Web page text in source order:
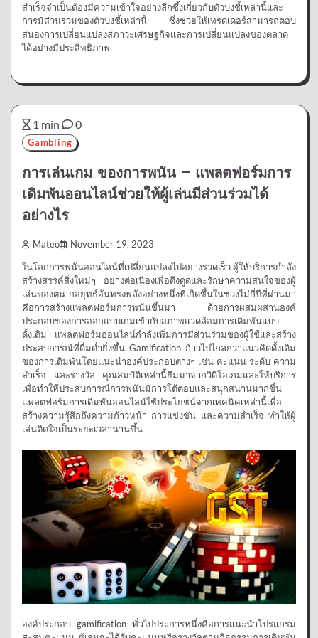
สำเร็จจำเป็นต้องมีความเข้าใจอย่างลึกซึ้งเกี่ยวกับตัวบ่งชี้เหล่านี้และ
การมีส่วนร่วมของตัวบ่งชี้เหล่านี้ ซึ่งช่วยให้เทรดเดอร์สามารถตอบ
สนองการเปลี่ยนแปลงสภาวะเศรษฐกิจและการเปลี่ยนแปลงของตลาด
ได้อย่างมีประสิทธิภาพ
1 min 0
Gambling
การเล่นเกม ของการพนัน – แพลตฟอร์มการ
เดิมพันออนไลน์ช่วยให้ผู้เล่นมีส่วนร่วมได้
อย่างไร
Mateo November 19, 2023
ในโลกการพนันออนไลน์ที่เปลี่ยนแปลงไปอย่างรวดเร็ว ผู้ให้บริการกำลัง
สร้างสรรค์สิ่งใหม่ๆ อย่างต่อเนื่องเพื่อดึงดูดและรักษาความสนใจของผู้
เล่นของตน กลยุทธ์อันทรงพลังอย่างหนึ่งที่เกิดขึ้นในช่วงไม่กี่ปีที่ผ่านมา
คือการสร้างแพลตฟอร์มการพนันขึ้นมา ด้วยการผสมผสานองค์
ประกอบของการออกแบบเกมเข้ากับสภาพแวดล้อมการเดิมพันแบบ
ดั้งเดิม แพลตฟอร์มออนไลน์กำลังเพิ่มการมีส่วนร่วมของผู้ใช้และสร้าง
ประสบการณ์ที่ดื่มด่ำยิ่งขึ้น Gamification ก้าวไปไกลกว่าแนวคิดดั้งเดิม
ของการเดิมพันโดยแนะนำองค์ประกอบต่างๆ เช่น คะแนน ระดับ ความ
สำเร็จ และรางวัล คุณสมบัติเหล่านี้ยืมมาจากวิดีโอเกมและให้บริการ
เพื่อทำให้ประสบการณ์การพนันมีการโต้ตอบและสนุกสนานมากขึ้น
แพลตฟอร์มการเดิมพันออนไลน์ใช้ประโยชน์จากเทคนิคเหล่านี้เพื่อ
สร้างความรู้สึกถึงความก้าวหน้า การแข่งขัน และความสำเร็จ ทำให้ผู้
เล่นติดใจเป็นระยะเวลานานขึ้น
องค์ประกอบ gamification ทั่วไปประการหนึ่งคือการแนะนำโปรแกรม